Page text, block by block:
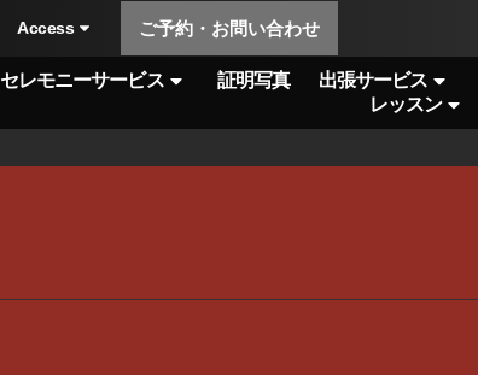
Access ご予約・お問い合わせ
セレモニーサービス 証明写真
出張サービス
レッスン